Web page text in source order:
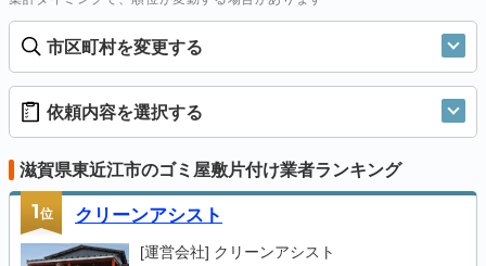
市区町村を変更する
依頼内容を選択する
滋賀県東近江市のゴミ屋敷片付け業者ランキング
1位 クリーンアシスト
[運営会社] クリーンアシスト